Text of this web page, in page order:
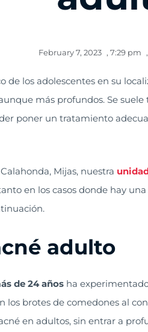
February 7, 2023 , 7:29 pm ,
de los adolescentes en su
más profundos. Se
poner un tratamiento
Mijas, nuestra
en los casos donde hay
adulto
de 24 años ha
los brotes de comedones al
en adultos, sin entrar a